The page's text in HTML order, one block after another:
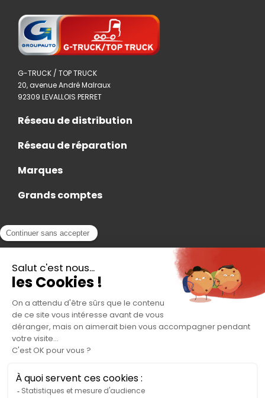
G-TRUCK / TOP TRUCK
20, avenue André Malraux
92309 LEVALLOIS PERRET
Réseau de distribution
Réseau de réparation
Marques
Grands comptes
Actualités
Contact
Accès Adhérent